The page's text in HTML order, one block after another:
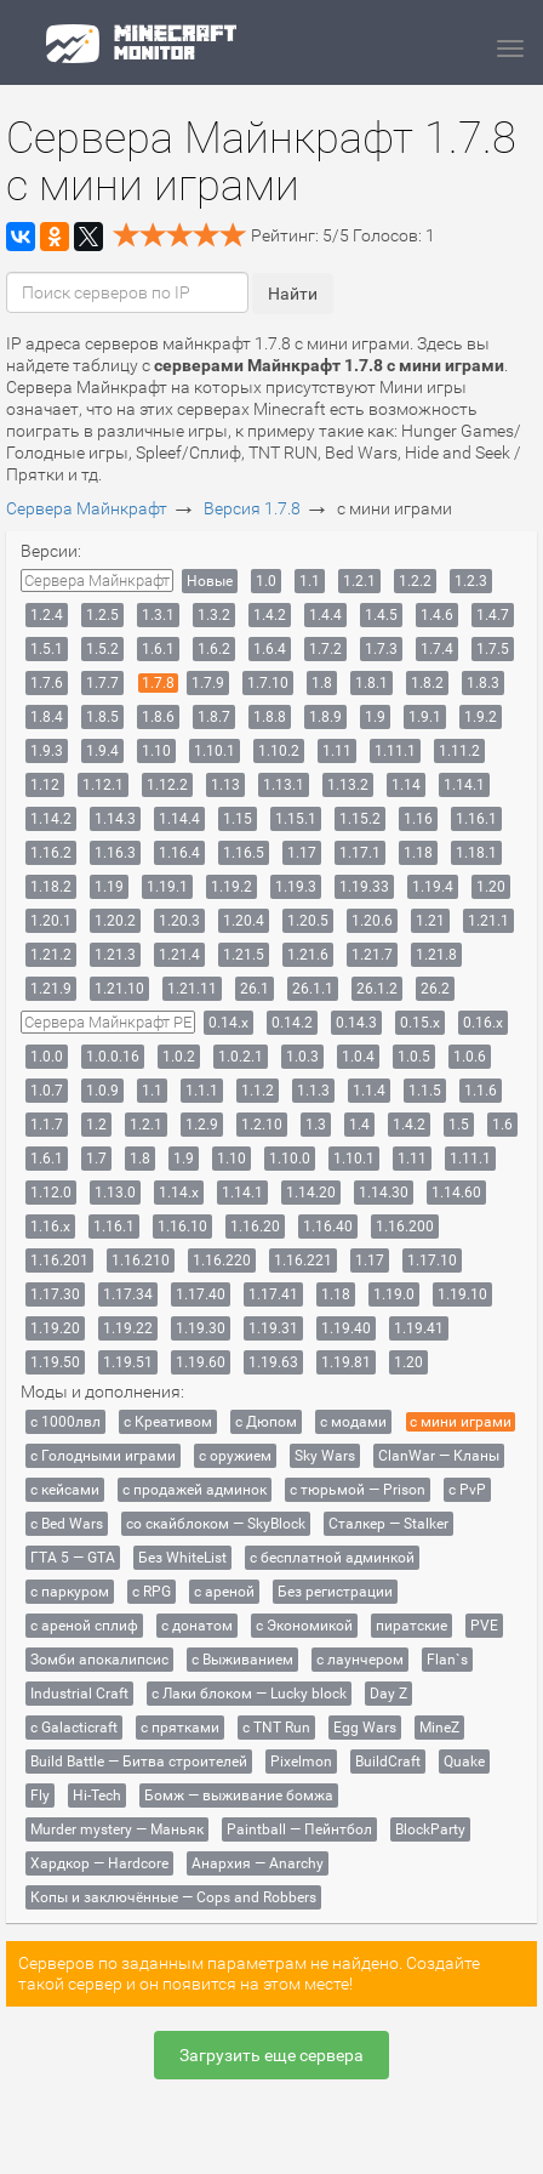
Сервера Майнкрафт 1.7.8
с мини играми
Рейтинг: 5/5 Голосов: 1
IP адреса серверов майнкрафт 1.7.8 с мини играми. Здесь вы
найдете таблицу ссерверами Майнкрафт 1.7.8 с мини играми
Сервера Майнкрафт на которых присутствуют Мини игры
означает, что на этих серверах Minecraft есть возможность
поиграть в различные игры, к примеру такие как: Hunger Games/
Голодные игры, Spleef/Сплиф, TNT RUN, Bed Wars, Hide and Seek /
Прятки и тд.
Сервера Майнкрафт → Версия 1.7.8 → с мини играми
Версии:
Сервера Майнкрафт Новые 1.0 1.1 1.2.1 1.2.2
1.2.3
1.2.4
1.2.5 1.3.1 1.3.2 1.4.2 1.4.4 1.4.5 1.4.6
1.4.7
1.5.1
1.5.2 1.6.1 1.6.2 1.6.4 1.7.2 1.7.3 1.7.4
1.7.5
1.7.6
1.7.7 1.7.8 1.7.9 1.7.10 1.8 1.8.1 1.8.2
1.8.3
1.8.4
1.8.5 1.8.6 1.8.7 1.8.8 1.8.9 1.9 1.9.1
1.9.2
1.9.3
1.9.4 1.10 1.10.1 1.10.2 1.11 1.11.1
1.11.2
1.12
1.12.1 1.12.2 1.13 1.13.1 1.13.2 1.14
1.14.1
1.14.2
1.14.3 1.14.4 1.15 1.15.1 1.15.2 1.16
1.16.1
1.16.2
1.16.3 1.16.4 1.16.5 1.17 1.17.1 1.18
1.18.1
1.18.2
1.19 1.19.1 1.19.2 1.19.3 1.19.33 1.19.4
1.20
1.20.1
1.20.2 1.20.3 1.20.4 1.20.5 1.20.6 1.21
1.21.1
1.21.2
1.21.3 1.21.4 1.21.5 1.21.6 1.21.7
1.21.8
1.21.9
1.21.10 1.21.11 26.1 26.1.1 26.1.2 26.2
Сервера Майнкрафт PE 0.14.x 0.14.2 0.14.3 0.15.x
0.16.x
1.0.0
1.0.0.16 1.0.2 1.0.2.1 1.0.3 1.0.4 1.0.5
1.0.6
1.0.7
1.0.9 1.1 1.1.1 1.1.2 1.1.3 1.1.4 1.1.5
1.1.6
1.1.7
1.2 1.2.1 1.2.9 1.2.10 1.3 1.4 1.4.2 1.5
1.6
1.6.1
1.7 1.8 1.9 1.10 1.10.0 1.10.1 1.11
1.11.1
1.12.0
1.13.0 1.14.x 1.14.1 1.14.20 1.14.30
1.14.60
1.16.x
1.16.1 1.16.10 1.16.20 1.16.40
1.16.200
1.16.201
1.16.210 1.16.220 1.16.221 1.17
1.17.10
1.17.30
1.17.34 1.17.40 1.17.41 1.18 1.19.0
1.19.10
1.19.20
1.19.22 1.19.30 1.19.31 1.19.40
1.19.41
1.19.50
1.19.51 1.19.60 1.19.63 1.19.81 1.20
Моды и дополнения:
с 1000лвл c Креативом с Дюпом с модами
с мини играми
с Голодными играми
с оружием Sky Wars
ClanWar — Кланы
с кейсами
с продажей админок с тюрьмой — Prison
с PvP
с Bed Wars
со скайблоком — SkyBlock
Сталкер — Stalker
ГТА 5 — GTA
Без WhiteList
с бесплатной админкой
с паркуром
с RPG с ареной
Без регистрации
с ареной сплиф
с донатом с Экономикой пиратские
PVE
Зомби апокалипсис
с Выживанием с лаунчером
Flan`s
Industrial Craft
с Лаки блоком — Lucky block
Day Z
с Galacticraft
с прятками с TNT Run Egg Wars
MineZ
Build Battle — Битва строителей
Pixelmon BuildCraft
Quake
Fly
Hi-Tech
Бомж — выживание бомжа
Murder mystery — Маньяк
Paintball — Пейнтбол
BlockParty
Хардкор — Hardcore
Анархия — Anarchy
Копы и заключённые — Cops and Robbers
Серверов по заданным параметрам не найдено. Создайте
такой сервер и он появится на этом месте!
Загрузить еще сервера